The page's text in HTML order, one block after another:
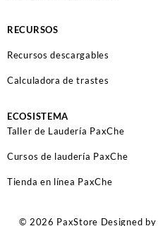
RECURSOS
Recursos descargables
Calculadora de trastes
ECOSISTEMA
Taller de Laudería PaxChe
Cursos de laudería PaxChe
Tienda en línea PaxChe
© 2026 PaxStore Designed by